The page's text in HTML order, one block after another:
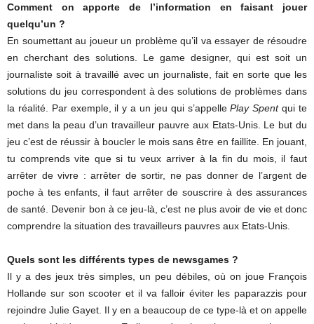
Comment on apporte de l’information en faisant jouer
quelqu’un ?
En soumettant au joueur un problème qu’il va essayer de résoudre
en cherchant des solutions. Le game designer, qui est soit un
journaliste soit à travaillé avec un journaliste, fait en sorte que les
solutions du jeu correspondent à des solutions de problèmes dans
la réalité. Par exemple, il y a un jeu qui s’appellePlay Spentqui te
met dans la peau d’un travailleur pauvre aux Etats-Unis. Le but du
jeu c’est de réussir à boucler le mois sans être en faillite. En jouant,
tu comprends vite que si tu veux arriver à la fin du mois, il faut
arrêter de vivre : arrêter de sortir, ne pas donner de l’argent de
poche à tes enfants, il faut arrêter de souscrire à des assurances
de santé. Devenir bon à ce jeu-là, c’est ne plus avoir de vie et donc
comprendre la situation des travailleurs pauvres aux Etats-Unis.
Quels sont les différents types de newsgames ?
Il y a des jeux très simples, un peu débiles, où on joue François
Hollande sur son scooter et il va falloir éviter les paparazzis pour
rejoindre Julie Gayet. Il y en a beaucoup de ce type-là et on appelle